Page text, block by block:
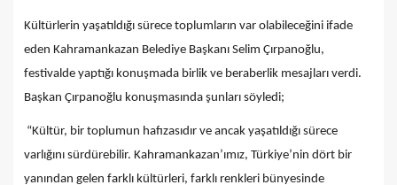
Kültürlerin yaşatıldığı sürece toplumların var olabileceğini ifade
eden Kahramankazan Belediye Başkanı Selim Çırpanoğlu,
festivalde yaptığı konuşmada birlik ve beraberlik mesajları verdi.
Başkan Çırpanoğlu konuşmasında şunları söyledi;
“Kültür, bir toplumun hafızasıdır ve ancak yaşatıldığı sürece
varlığını sürdürebilir. Kahramankazan’ımız, Türkiye’nin dört bir
yanından gelen farklı kültürleri, farklı renkleri bünyesinde